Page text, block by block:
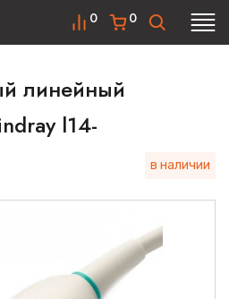
0
0
линейный
l14-
в наличии